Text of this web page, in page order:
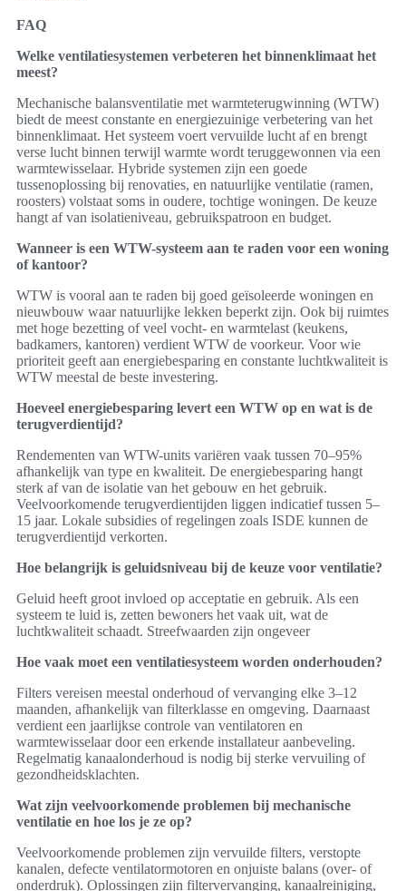
FAQ
Welke ventilatiesystemen verbeteren het binnenklimaat het
meest?
Mechanische balansventilatie met warmteterugwinning (WTW)
biedt de meest constante en energiezuinige verbetering van het
binnenklimaat. Het systeem voert vervuilde lucht af en brengt
verse lucht binnen terwijl warmte wordt teruggewonnen via een
warmtewisselaar. Hybride systemen zijn een goede
tussenoplossing bij renovaties, en natuurlijke ventilatie (ramen,
roosters) volstaat soms in oudere, tochtige woningen. De keuze
hangt af van isolatieniveau, gebruikspatroon en budget.
Wanneer is een WTW-systeem aan te raden voor een woning
of kantoor?
WTW is vooral aan te raden bij goed geïsoleerde woningen en
nieuwbouw waar natuurlijke lekken beperkt zijn. Ook bij ruimtes
met hoge bezetting of veel vocht- en warmtelast (keukens,
badkamers, kantoren) verdient WTW de voorkeur. Voor wie
prioriteit geeft aan energiebesparing en constante luchtkwaliteit is
WTW meestal de beste investering.
Hoeveel energiebesparing levert een WTW op en wat is de
terugverdientijd?
Rendementen van WTW-units variëren vaak tussen 70–95%
afhankelijk van type en kwaliteit. De energiebesparing hangt
sterk af van de isolatie van het gebouw en het gebruik.
Veelvoorkomende terugverdientijden liggen indicatief tussen 5–
15 jaar. Lokale subsidies of regelingen zoals ISDE kunnen de
terugverdientijd verkorten.
Hoe belangrijk is geluidsniveau bij de keuze voor ventilatie?
Geluid heeft groot invloed op acceptatie en gebruik. Als een
systeem te luid is, zetten bewoners het vaak uit, wat de
luchtkwaliteit schaadt. Streefwaarden zijn ongeveer
Hoe vaak moet een ventilatiesysteem worden onderhouden?
Filters vereisen meestal onderhoud of vervanging elke 3–12
maanden, afhankelijk van filterklasse en omgeving. Daarnaast
verdient een jaarlijkse controle van ventilatoren en
warmtewisselaar door een erkende installateur aanbeveling.
Regelmatig kanaalonderhoud is nodig bij sterke vervuiling of
gezondheidsklachten.
Wat zijn veelvoorkomende problemen bij mechanische
ventilatie en hoe los je ze op?
Veelvoorkomende problemen zijn vervuilde filters, verstopte
kanalen, defecte ventilatormotoren en onjuiste balans (over- of
onderdruk). Oplossingen zijn filtervervanging, kanaalreiniging,